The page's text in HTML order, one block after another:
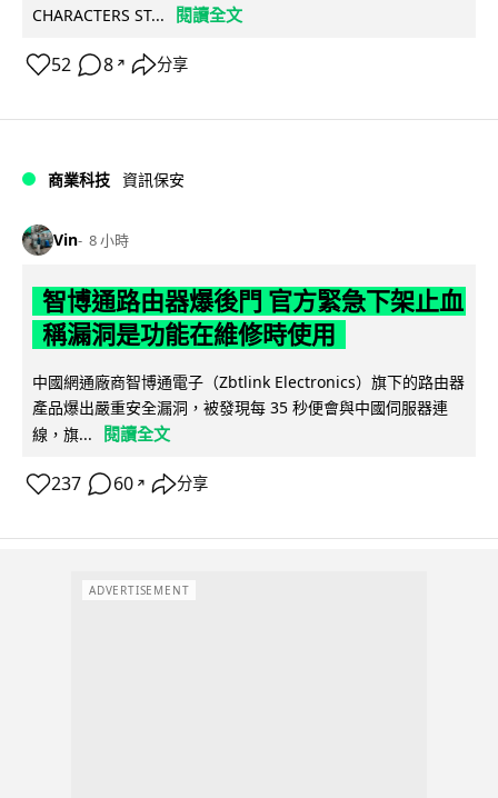
CHARACTERS ST...
閱讀全文
52 8 ↗ 分享
商業科技 資訊保安
Vin 8 小時
智博通路由器爆後門 官方緊急下架止血
稱漏洞是功能在維修時使用
中國網通廠商智博通電子（Zbtlink Electronics）旗下的路由器
產品爆出嚴重安全漏洞，被發現每 35 秒便會與中國伺服器連
線，旗...
閱讀全文
237 60 ↗ 分享
ADVERTISEMENT